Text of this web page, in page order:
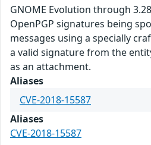
GNOME Evolution through
OpenPGP signatures being
messages using a specially
a valid signature from the
as an attachment.
Aliases
CVE-2018-15587
Aliases
CVE-2018-15587